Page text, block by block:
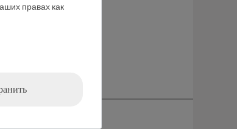
правах как